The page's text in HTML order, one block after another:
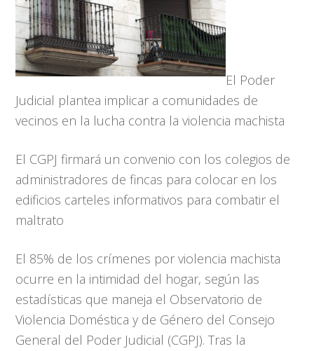
El Poder
Judicial plantea implicar a comunidades de
vecinos en la lucha contra la violencia machista
El CGPJ firmará un convenio con los colegios de
administradores de fincas para colocar en los
edificios carteles informativos para combatir el
maltrato
El 85% de los crímenes por violencia machista
ocurre en la intimidad del hogar, según las
estadísticas que maneja el Observatorio de
Violencia Doméstica y de Género del Consejo
General del Poder Judicial (CGPJ). Tras la